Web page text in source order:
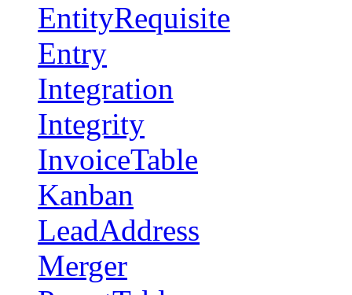
EntityRequisite
Entry
Integration
Integrity
InvoiceTable
Kanban
LeadAddress
Merger